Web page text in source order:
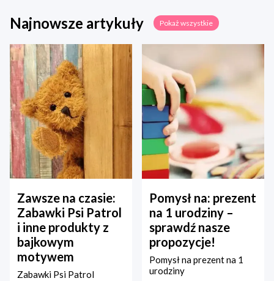
Najnowsze artykuły Pokaż wszystkie
Zawsze na czasie:
Zabawki Psi Patrol
i inne produkty z
bajkowym
motywem
Zabawki Psi Patrol
Pomysł na: prezent
na 1 urodziny –
sprawdź nasze
propozycje!
Pomysł na prezent na 1
urodziny